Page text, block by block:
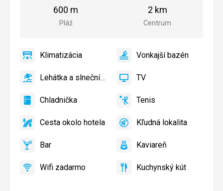
pláže
Pláž
600 m
centra
Centrum
2 km
Klimatizácia
Klimatizácia
áno
VonkajšíVonkajší bazén
áno
Lehátka
slnečníky
bazéne
Lehátka a slnečníky pri bazéne zadarmo
áno TV TV
áno
Chladnička
Chladnička
áno TenisTenis
áno
Cesta
hotela
Cesta okolo hotela
áno
KľudnáKľudná lokalita
áno
Bar Bar
áno KaviareňKaviareň
áno
Wifi
Wifi zadarmo
áno
Kuchynský
Kuchynský kút
áno